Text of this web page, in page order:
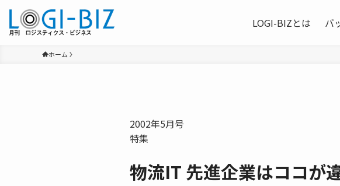
LOGI-BIZとは バ
ホーム
2002年5月号
特集
物流IT 先進企業はココが